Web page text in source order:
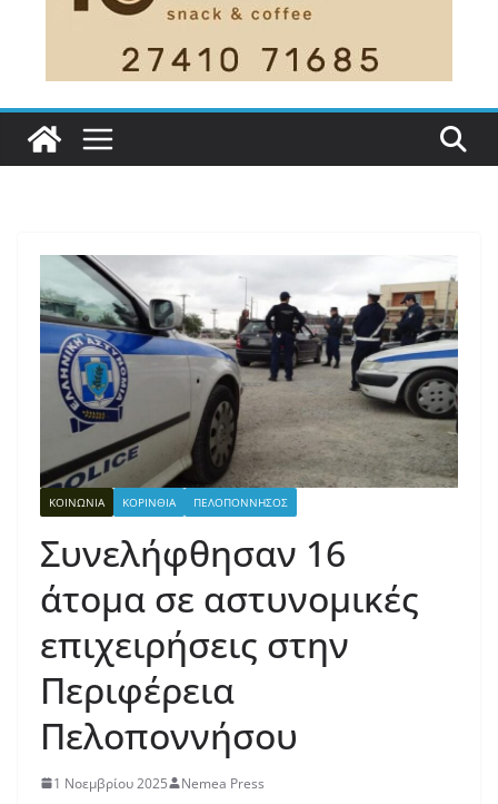
ΚΟΙΝΩΝΙΑ ΚΟΡΙΝΘΙΑ ΠΕΛΟΠΟΝΝΗΣΟΣ
Συνελήφθησαν 16
άτομα σε αστυνομικές
επιχειρήσεις στην
Περιφέρεια
Πελοποννήσου
1 Νοεμβρίου 2025 Nemea Press